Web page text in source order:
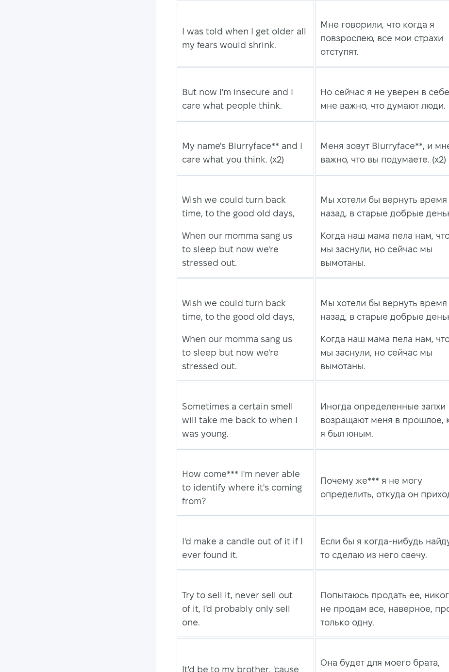
I was told when I get older all
my fears would shrink.
Мне говорили, что когда я
повзрослею, все мои страхи
отступят.
But now I'm insecure and I
care what people think.
Но сейчас я не уверен в
мне важно, что думают люди.
My name's Blurryface** and I
care what you think. (х2)
Меня зовут Blurryface**, и
важно, что вы подумаете. (х2)
Wish we could turn back
time, to the good old days,
When our momma sang us
to sleep but now we're
stressed out.
Мы хотели бы вернуть время
назад, в старые добрые
Когда наш мама пела нам,
мы заснули, но сейчас мы
вымотаны.
Wish we could turn back
time, to the good old days,
When our momma sang us
to sleep but now we're
stressed out.
Мы хотели бы вернуть время
назад, в старые добрые
Когда наш мама пела нам,
мы заснули, но сейчас мы
вымотаны.
Sometimes a certain smell
will take me back to when I
was young.
Иногда определенные запхи
возращают меня в прошлое,
я был юным.
How come*** I'm never able
to identify where it's coming
from?
Почему же*** я не могу
определить, откуда он
I'd make a candle out of it if I
ever found it.
Если бы я когда-нибудь
то сделаю из него свечу.
Try to sell it, never sell out
of it, I'd probably only sell
one.
Попытаюсь продать ее,
не продам все, наверное,
только одну.
It'd be to my brother, 'cause
Она будет для моего брата,